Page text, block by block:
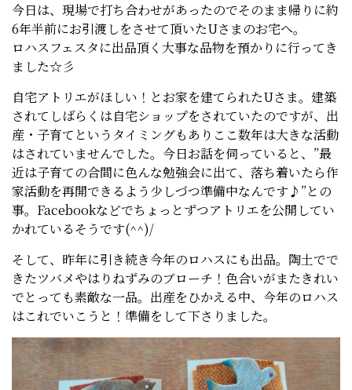
今日は、現場で打ち合わせがあったのでそのまま帰りに約
6年半前にお引渡しをさせて頂いたUさまのお宅へ。
ロハスフェスタに出品頂く大事な品物を預かりに行ってき
ました☆彡
自宅アトリエがほしい！とお家を建てられたUさま。建築
されてしばらくは自宅ショップをされていたのですが、出
産・子育てというタイミングもありここ数年は大きな活動
はされていませんでした。今日お話を伺っていると、”最
近は子育ての合間に色んな勉強会に出て、落ち着いたら作
家活動を再開できるよう少しづつ準備中なんです♪”との
事。Facebookなどでちょっとずつアトリエを公開してい
かれているそうです(^^)/
そして、昨年に引き続き今年のロハスにも出品。陶土でで
きたツバメやはりねずみのブローチ！色合いがまたきれい
でとっても素敵な一品。出産をひかえる中、今年のロハス
はこれでいこうと！準備をして下さりました。